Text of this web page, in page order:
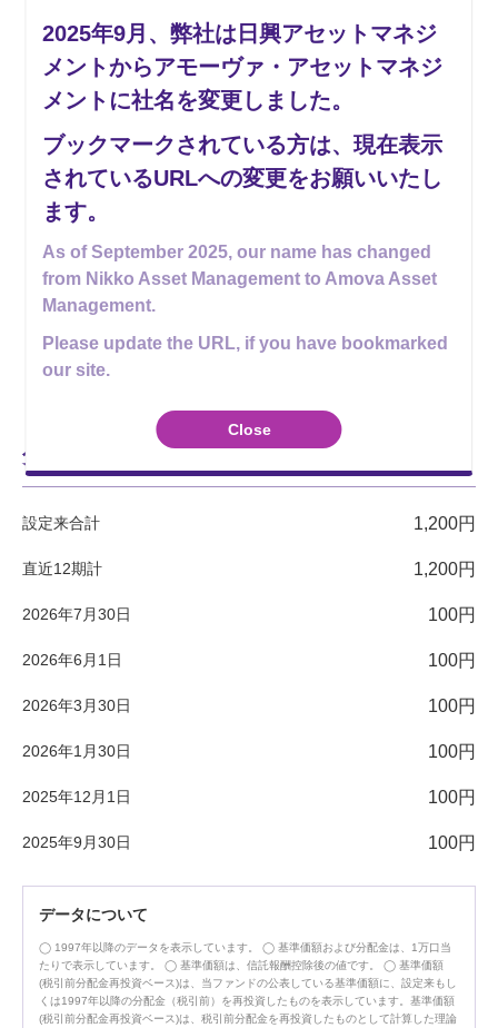
100
100
100
100
100
25年10月
2026
12,000円
14,000円
基準価額
分配金実績
設定来合計 1,200円
直近12期計 1,200円
2026年7月30日 100円
2026年6月1日 100円
2026年3月30日 100円
2026年1月30日 100円
2025年12月1日 100円
2025年9月30日 100円
データについて
1997年以降のデータを表示しています。
基準価額および分配金は、1万口当
たりで表示しています。
基準価額は、信託報酬控除後の値です。
基準価額
(税引前分配金再投資ベース)は、当ファンドの公表している基準価額に、設定来もし
くは1997年以降の分配金（税引前）を再投資したものを表示しています。基準価額
(税引前分配金再投資ベース)は、税引前分配金を再投資したものとして計算した理論
2025年9月、弊社は日興アセットマネジ
メントからアモーヴァ・アセットマネジ
メントに社名を変更しました。
ブックマークされている方は、現在表示
されているURLへの変更をお願いいたし
ます。
As of September 2025, our name has changed
from Nikko Asset Management to Amova Asset
Management.
Please update the URL, if you have bookmarked
our site.
Close